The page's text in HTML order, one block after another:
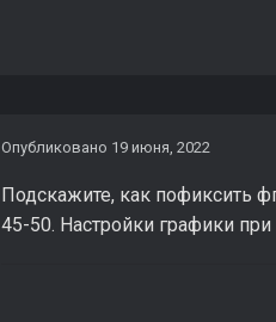
Опубликовано 19 июня, 2022
Подскажите, как пофиксить
45-50. Настройки графики